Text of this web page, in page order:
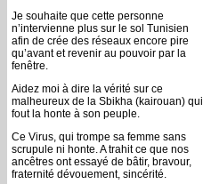
Je souhaite que cette personne
n’intervienne plus sur le sol Tunisien
afin de crée des réseaux encore pire
qu’avant et revenir au pouvoir par la
fenêtre.
Aidez moi à dire la vérité sur ce
malheureux de la Sbikha (kairouan) qui
fout la honte à son peuple.
Ce Virus, qui trompe sa femme sans
scrupule ni honte. A trahit ce que nos
ancêtres ont essayé de bâtir, bravour,
fraternité dévouement, sincérité.